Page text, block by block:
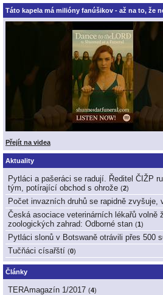
Táto kapela má milióny fanúšikov - až na to, že
Přejít na videa
Aktuality
Pytláci a pašeráci se radují. Ředitel ČIŽP
tým, potírající obchod s ohrože (2)
Počet invazních druhů se rapidně zvyšuje,
Česká asociace veterinárních lékařů
zoologických zahrad: Odborné stan (1)
Pytláci slonů v Botswaně otrávili přes 500
Tučňáci císařští (0)
Články
TERAmagazín 1/2017 (4)